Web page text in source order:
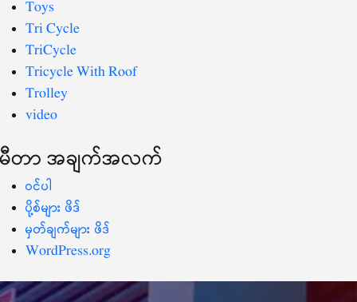
Toys
Tri Cycle
TriCycle
Tricycle With Roof
Trolley
video
မီတာ အချက်အလက်
ဝင်ပါ
ပို့စ်များ ဖိဒ်
မှတ်ချက်များ ဖိဒ်
WordPress.org